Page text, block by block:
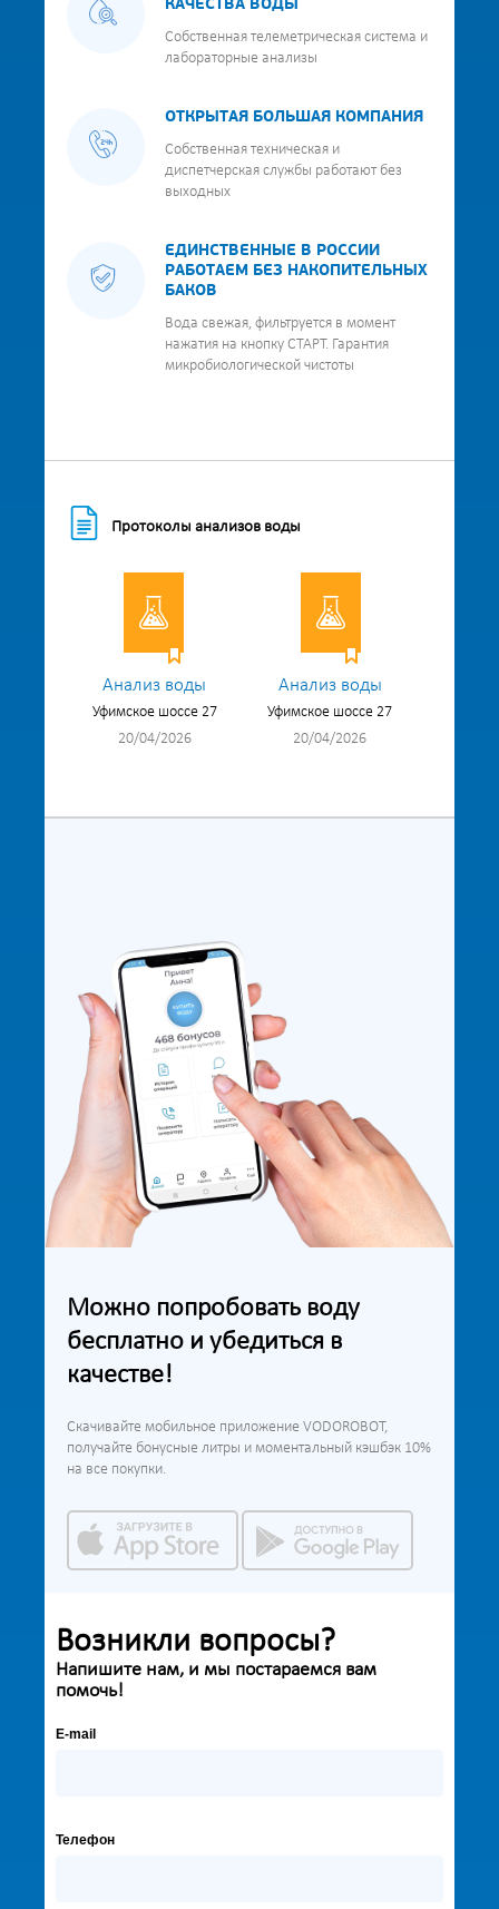
КАЧЕСТВА ВОДЫ
Собственная телеметрическая система и
лабораторные анализы
ОТКРЫТАЯ БОЛЬШАЯ КОМПАНИЯ
Собственная техническая и
диспетчерская службы работают без
выходных
ЕДИНСТВЕННЫЕ В РОССИИ
РАБОТАЕМ БЕЗ НАКОПИТЕЛЬНЫХ
БАКОВ
Вода свежая, фильтруется в момент
нажатия на кнопку СТАРТ. Гарантия
микробиологической чистоты
Протоколы анализов воды
Анализ воды
Уфимское шоссе 27
20/04/2026
Анализ воды
Уфимское шоссе 27
20/04/2026
Можно попробовать воду
бесплатно и убедиться в
качестве!
Скачивайте мобильное приложение VODOROBOT,
получайте бонусные литры и моментальный кэшбэк 10%
на все покупки.
Возникли вопросы?
Напишите нам, и мы постараемся вам
помочь!
E-mail
Телефон